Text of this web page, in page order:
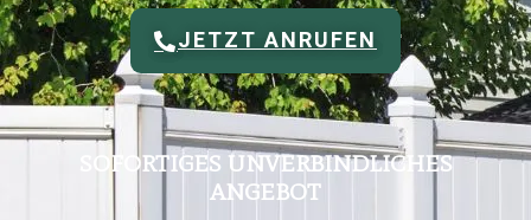
JETZT ANRUFEN
SOFORTIGES UNVERBINDLICHES
ANGEBOT